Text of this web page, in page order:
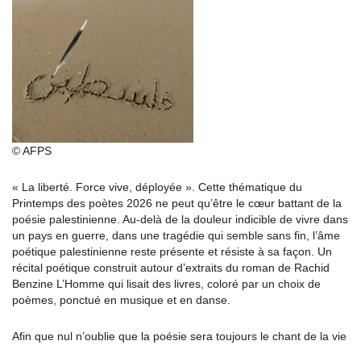
© AFPS
« La liberté. Force vive, déployée ». Cette thématique du
Printemps des poètes 2026 ne peut qu’être le cœur battant de la
poésie palestinienne. Au-delà de la douleur indicible de vivre dans
un pays en guerre, dans une tragédie qui semble sans fin, l’âme
poétique palestinienne reste présente et résiste à sa façon. Un
récital poétique construit autour d’extraits du roman de Rachid
Benzine L’Homme qui lisait des livres, coloré par un choix de
poèmes, ponctué en musique et en danse.
Afin que nul n’oublie que la poésie sera toujours le chant de la vie